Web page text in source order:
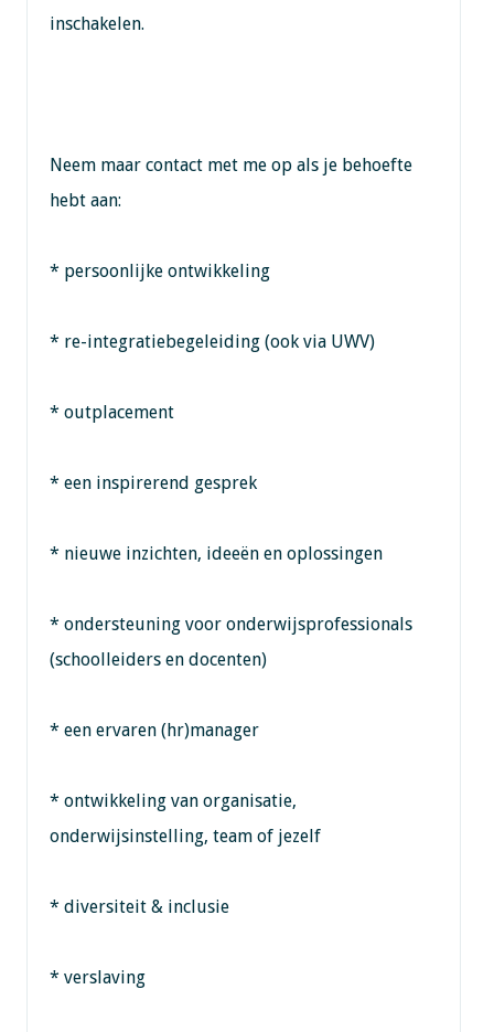
inschakelen.
Neem maar contact met me op als je behoefte
hebt aan:
* persoonlijke ontwikkeling
* re-integratiebegeleiding (ook via UWV)
* outplacement
* een inspirerend gesprek
* nieuwe inzichten, ideeën en oplossingen
* ondersteuning voor onderwijsprofessionals
(schoolleiders en docenten)
* een ervaren (hr)manager
* ontwikkeling van organisatie,
onderwijsinstelling, team of jezelf
* diversiteit & inclusie
* verslaving